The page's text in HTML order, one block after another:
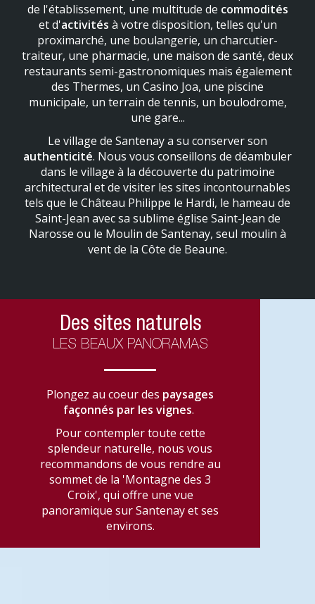
de l'établissement, une multitude de commodités
et d'activités à votre disposition, telles qu'un
proximarché, une boulangerie, un charcutier-
traiteur, une pharmacie, une maison de santé, deux
restaurants semi-gastronomiques mais également
des Thermes, un Casino Joa, une piscine
municipale, un terrain de tennis, un boulodrome,
une gare...
Le village de Santenay a su conserver son
authenticité. Nous vous conseillons de déambuler
dans le village à la découverte du patrimoine
architectural et de visiter les sites incontournables
tels que le Château Philippe le Hardi, le hameau de
Saint-Jean avec sa sublime église Saint-Jean de
Narosse ou le Moulin de Santenay, seul moulin à
vent de la Côte de Beaune.
Des sites naturels
LES BEAUX PANORAMAS
Plongez au coeur des paysages
façonnés par les vignes.
Pour contempler toute cette
splendeur naturelle, nous vous
recommandons de vous rendre au
sommet de la 'Montagne des 3
Croix', qui offre une vue
panoramique sur Santenay et ses
environs.